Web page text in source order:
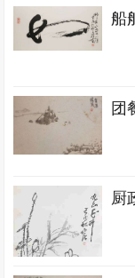
船
团
厨